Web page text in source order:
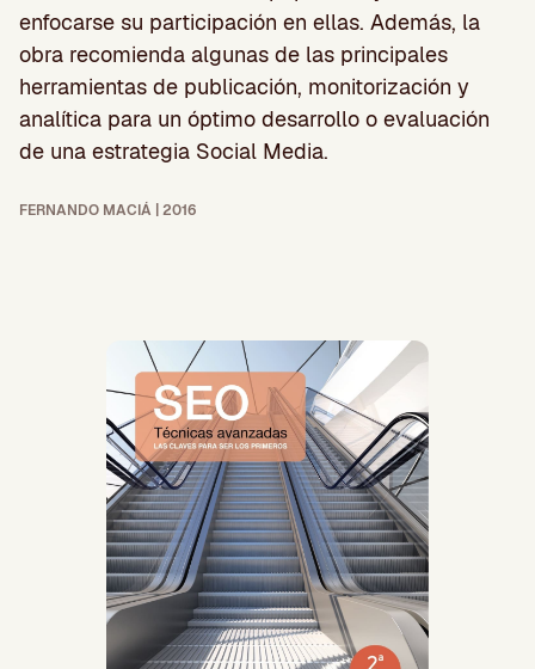
enfocarse su participación en ellas. Además, la
obra recomienda algunas de las principales
herramientas de publicación, monitorización y
analítica para un óptimo desarrollo o evaluación
de una estrategia Social Media.
FERNANDO MACIÁ | 2016